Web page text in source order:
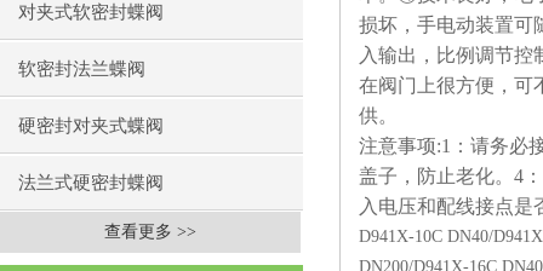
对夹式软密封蝶阀
软密封法兰蝶阀
硬密封对夹式蝶阀
法兰式硬密封蝶阀
查看更多 >>
损坏，手电动装置可
入输出，比例调节
在阀门上很方便，
供。
注意事项:1 ：请务必
盖子，防止老化。 4
入电压和配线接点是
D941X-10C DN40/
DN200/D941X-16C